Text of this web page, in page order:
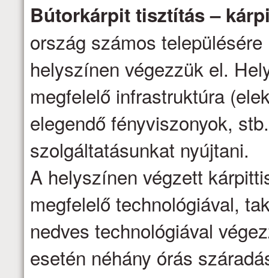
Bútorkárpit tisztítás –
ország számos
helyszínen végezzük el.
megfelelő infrastruktúra
elegendő fényviszonyok,
szolgáltatásunkat nyújtani.
A helyszínen végzett
megfelelő technológiával,
nedves technológiával
esetén néhány órás